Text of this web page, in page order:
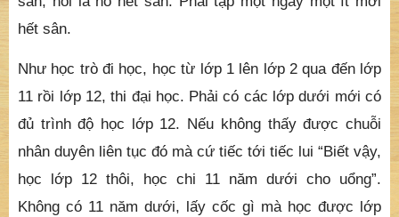
hết sân.
Như học trò đi học, học từ lớp 1 lên lớp 2 qua đến lớp
11 rồi lớp 12, thi đại học. Phải có các lớp dưới mới có
đủ trình độ học lớp 12. Nếu không thấy được chuỗi
nhân duyên liên tục đó mà cứ tiếc tới tiếc lui “Biết vậy,
học lớp 12 thôi, học chi 11 năm dưới cho uổng”.
Không có 11 năm dưới, lấy cốc gì mà học được lớp